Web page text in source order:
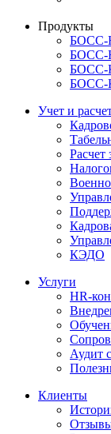
Продукты
БОСС-
БОСС-
БОСС-
БОСС-
Учет и
Расчет
КЭДО
Услуги
HR-
Аудит
Клиенты